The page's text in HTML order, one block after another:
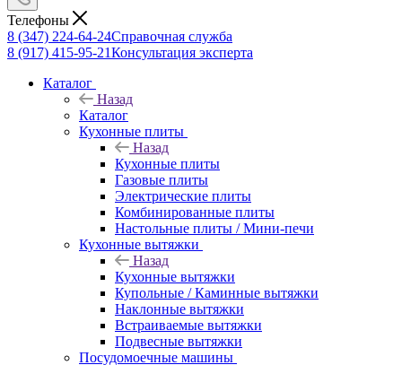
Телефоны
8 (347) 224-64-24Справочная служба
8 (917) 415-95-21Консультация эксперта
Каталог
Назад
Каталог
Кухонные плиты
Назад
Кухонные плиты
Газовые плиты
Электрические плиты
Комбинированные плиты
Настольные плиты / Мини-печи
Кухонные вытяжки
Назад
Кухонные вытяжки
Купольные / Каминные вытяжки
Наклонные вытяжки
Встраиваемые вытяжки
Подвесные вытяжки
Посудомоечные машины